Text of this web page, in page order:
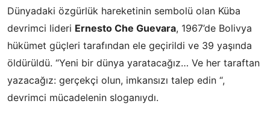
Dünyadaki özgürlük hareketinin sembolü olan Küba
devrimci lideri Ernesto Che Guevara, 1967’de Bolivya
hükümet güçleri tarafından ele geçirildi ve 39 yaşında
öldürüldü. “Yeni bir dünya yaratacağız… Ve her taraftan
yazacağız: gerçekçi olun, imkansızı talep edin “,
devrimci mücadelenin sloganıydı.